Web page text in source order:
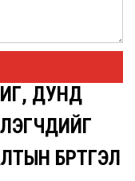
ДУНД
БҮРТГЭЛ